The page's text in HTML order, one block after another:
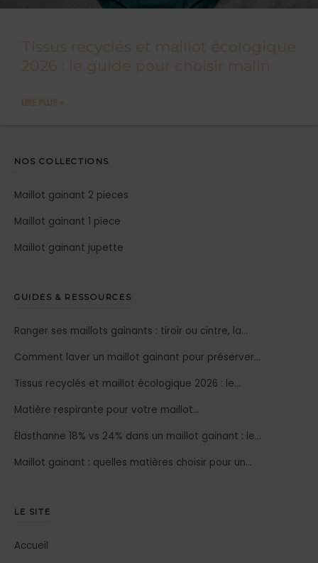
Tissus recyclés et maillot écologique
2026 : le guide pour choisir malin
LIRE PLUS »
NOS COLLECTIONS
Maillot gainant 2 pieces
Maillot gainant 1 piece
Maillot gainant jupette
GUIDES & RESSOURCES
Ranger ses maillots gainants : tiroir ou cintre, la…
Comment laver un maillot gainant pour préserver…
Tissus recyclés et maillot écologique 2026 : le…
Matière respirante pour votre maillot…
Élasthanne 18% vs 24% dans un maillot gainant : le…
Maillot gainant : quelles matières choisir pour un…
LE SITE
Accueil